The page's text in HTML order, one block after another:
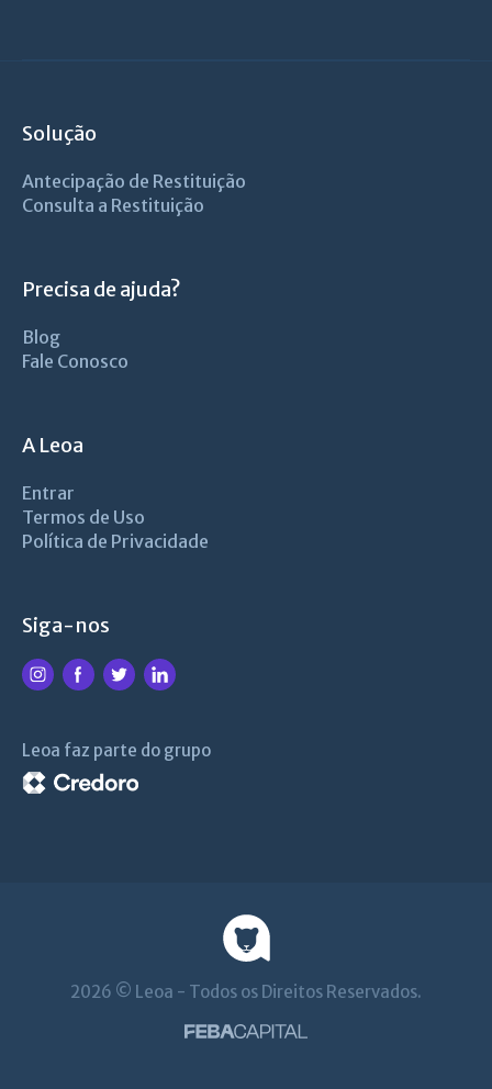
Solução
Antecipação de Restituição
Consulta a Restituição
Precisa de ajuda?
Blog
Fale Conosco
A Leoa
Entrar
Termos de Uso
Política de Privacidade
Siga-nos
Leoa faz parte do grupo
2026 © Leoa - Todos os Direitos Reservados.